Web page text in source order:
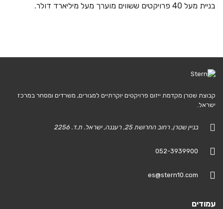
בניית מעל 40 פרויקטים ששווים מוערך מעל מיליארד דולר.
קבוצת שטרן מקדמת ייזום פרויקטים יוקרתיים למגורים, משרדים ומסחר במרכז
ישראל.
בניין שטרן, רחוב החרושת 25, רעננה, ישראל. ת.ד. 2256
052-3939900
es@stern10.com
עמודים